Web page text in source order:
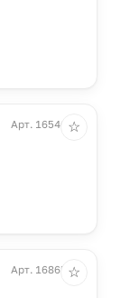
Арт. 16546.59
☆
Арт. 16865.40
☆